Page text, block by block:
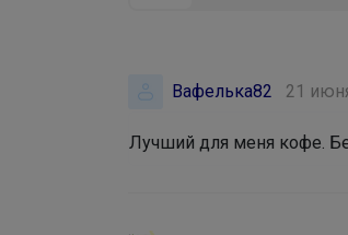
Вафелька82 21
Лучший для меня кофе.